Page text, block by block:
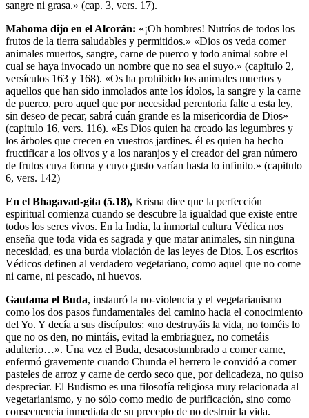
sangre ni grasa.» (cap. 3, vers. 17).
Mahoma dijo en el Alcorán: «¡Oh hombres! Nutríos de todos los
frutos de la tierra saludables y permitidos.» «Dios os veda comer
animales muertos, sangre, carne de puerco y todo animal sobre el
cual se haya invocado un nombre que no sea el suyo.» (capitulo 2,
versículos 163 y 168). «Os ha prohibido los animales muertos y
aquellos que han sido inmolados ante los ídolos, la sangre y la carne
de puerco, pero aquel que por necesidad perentoria falte a esta ley,
sin deseo de pecar, sabrá cuán grande es la misericordia de Dios»
(capitulo 16, vers. 116). «Es Dios quien ha creado las legumbres y
los árboles que crecen en vuestros jardines. él es quien ha hecho
fructificar a los olivos y a los naranjos y el creador del gran número
de frutos cuya forma y cuyo gusto varían hasta lo infinito.» (capitulo
6, vers. 142)
En el Bhagavad-gita (5.18), Krisna dice que la perfección
espiritual comienza cuando se descubre la igualdad que existe entre
todos los seres vivos. En la India, la inmortal cultura Védica nos
enseña que toda vida es sagrada y que matar animales, sin ninguna
necesidad, es una burda violación de las leyes de Dios. Los escritos
Védicos definen al verdadero vegetariano, como aquel que no come
ni carne, ni pescado, ni huevos.
Gautama el Buda, instauró la no-violencia y el vegetarianismo
como los dos pasos fundamentales del camino hacia el conocimiento
del Yo. Y decía a sus discípulos: «no destruyáis la vida, no toméis lo
que no os den, no mintáis, evitad la embriaguez, no cometáis
adulterio…». Una vez el Buda, desacostumbrado a comer carne,
enfermó gravemente cuando Chunda el herrero le convidó a comer
pasteles de arroz y carne de cerdo seco que, por delicadeza, no quiso
despreciar. El Budismo es una filosofía religiosa muy relacionada al
vegetarianismo, y no sólo como medio de purificación, sino como
consecuencia inmediata de su precepto de no destruir la vida.